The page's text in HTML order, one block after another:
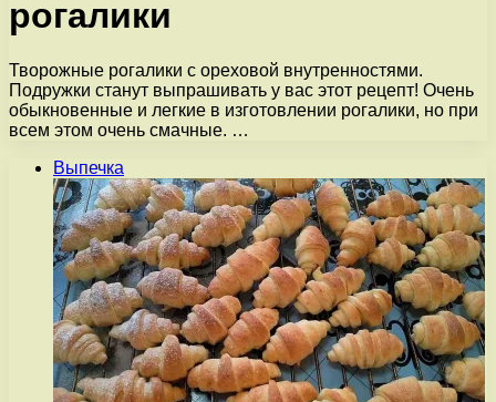
рогалики
Творожные рогалики с ореховой внутренностями.
Подружки станут выпрашивать у вас этот рецепт! Очень
обыкновенные и легкие в изготовлении рогалики, но при
всем этом очень смачные. …
Выпечка